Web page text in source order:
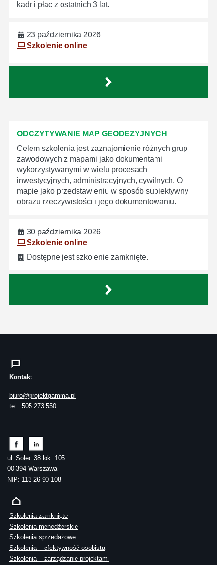
kadr i płac z ostatnich 3 lat.
23 października 2026
Szkolenie online
ODCZYTYWANIE MAP GEODEZYJNYCH
Celem szkolenia jest zaznajomienie różnych grup
zawodowych z mapami jako dokumentami
wykorzystywanymi w wielu procesach
inwestycyjnych, administracyjnych, cywilnych. O
mapie jako przedstawieniu w sposób subiektywny
obrazu rzeczywistości i jego dokumentowaniu.
30 października 2026
Szkolenie online
Dostępne jest szkolenie zamknięte.
Kontakt
biuro@projektgamma.pl
tel.: 505 273 550
ul. Solec 38 lok. 105
00-394 Warszawa
NIP: 113-26-90-108
Szkolenia zamknięte
Szkolenia menedżerskie
Szkolenia sprzedażowe
Szkolenia – efektywność osobista
Szkolenia – zarządzanie projektami